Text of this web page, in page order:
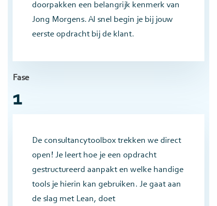
doorpakken een belangrijk kenmerk van
Jong Morgens. Al snel begin je bij jouw
eerste opdracht bij de klant.
Fase
1
De consultancytoolbox trekken we direct
open! Je leert hoe je een opdracht
gestructureerd aanpakt en welke handige
tools je hierin kan gebruiken. Je gaat aan
de slag met Lean, doet